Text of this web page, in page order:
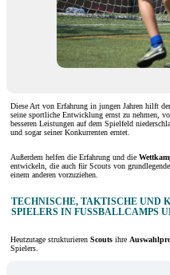
Diese Art von Erfahrung in jungen Jahren hilft
seine sportliche Entwicklung ernst zu nehmen,
besseren Leistungen auf dem Spielfeld
und sogar seiner Konkurrenten erntet.
Außerdem helfen die Erfahrung und die
entwickeln, die auch für Scouts von
einem anderen vorzuziehen.
TECHNISCHE, TAKTISCHE UND
SPIELERS IN FUSSBALLCAMPS
Heutzutage strukturieren Scouts ihre
Spielers.